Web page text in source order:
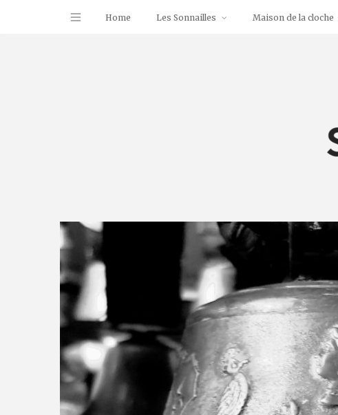
Home Les Sonnailles Maison de la cloche